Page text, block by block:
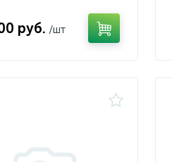
руб. /шт